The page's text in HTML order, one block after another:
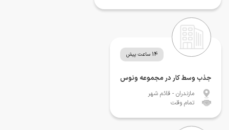
14 ساعت پیش
جذب وسط کار در مجموعه ونوس
مازندران - قائم شهر
تمام وقت